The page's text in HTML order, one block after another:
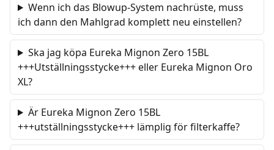
Wenn ich das Blowup-System nachrüste, muss
ich dann den Mahlgrad komplett neu einstellen?
Ska jag köpa Eureka Mignon Zero 15BL
+++Utställningsstycke+++ eller Eureka Mignon Oro
XL?
Är Eureka Mignon Zero 15BL
+++utställningsstycke+++ lämplig för filterkaffe?